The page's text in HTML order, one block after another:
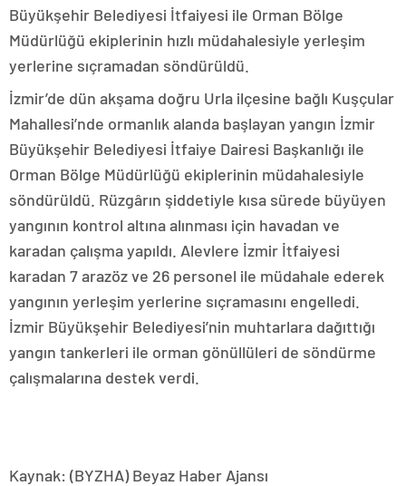
Büyükşehir Belediyesi İtfaiyesi ile Orman Bölge
Müdürlüğü ekiplerinin hızlı müdahalesiyle yerleşim
yerlerine sıçramadan söndürüldü.
İzmir’de dün akşama doğru Urla ilçesine bağlı Kuşçular
Mahallesi’nde ormanlık alanda başlayan yangın İzmir
Büyükşehir Belediyesi İtfaiye Dairesi Başkanlığı ile
Orman Bölge Müdürlüğü ekiplerinin müdahalesiyle
söndürüldü. Rüzgârın şiddetiyle kısa sürede büyüyen
yangının kontrol altına alınması için havadan ve
karadan çalışma yapıldı. Alevlere İzmir İtfaiyesi
karadan 7 arazöz ve 26 personel ile müdahale ederek
yangının yerleşim yerlerine sıçramasını engelledi.
İzmir Büyükşehir Belediyesi’nin muhtarlara dağıttığı
yangın tankerleri ile orman gönüllüleri de söndürme
çalışmalarına destek verdi.
Kaynak: (BYZHA) Beyaz Haber Ajansı